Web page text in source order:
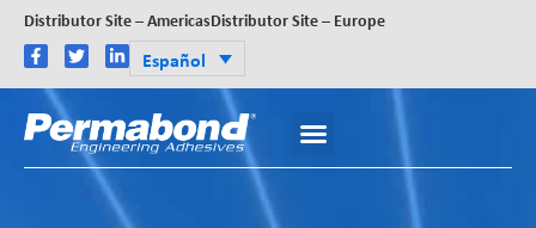
Distributor Site – AmericasDistributor Site – Europe
Español